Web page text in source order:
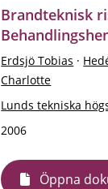
Brandteknisk
Erdsjö Tobias ·
Charlotte
Lunds tekniska
2006
Öppna